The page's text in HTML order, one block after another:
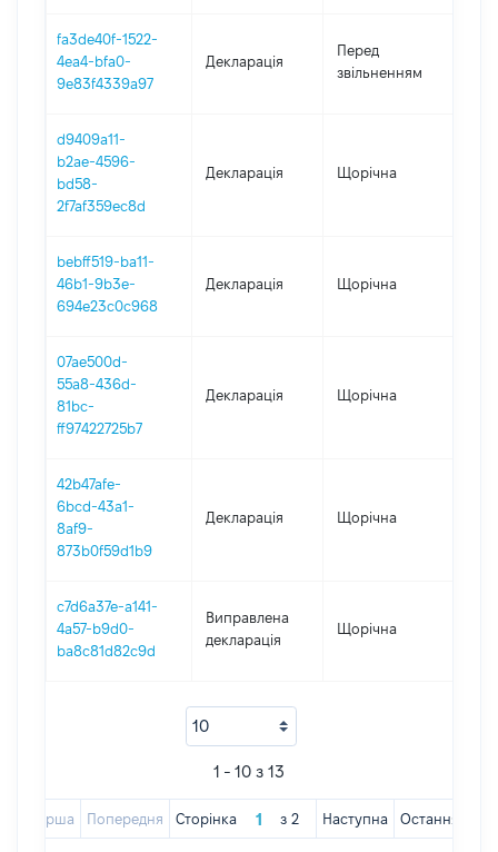
fa3de40f-1522-
4ea4-bfa0-
9e83f4339a97
Декларація
Перед
звільненням
d9409a11-
b2ae-4596-
bd58-
2f7af359ec8d
Декларація Щорічна
bebff519-ba11-
46b1-9b3e-
694e23c0c968
Декларація Щорічна
07ae500d-
55a8-436d-
81bc-
ff97422725b7
Декларація Щорічна
42b47afe-
6bcd-43a1-
8af9-
873b0f59d1b9
Декларація Щорічна
c7d6a37e-a141-
4a57-b9d0-
ba8c81d82c9d
Виправлена
декларація
Щорічна
1 - 10 з 13
Перша Попередня Сторінка з 2 Наступна Остання